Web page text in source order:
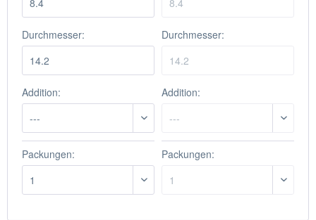
Durchmesser:
Addition:
Packungen:
Durchmesser:
Addition:
Packungen: